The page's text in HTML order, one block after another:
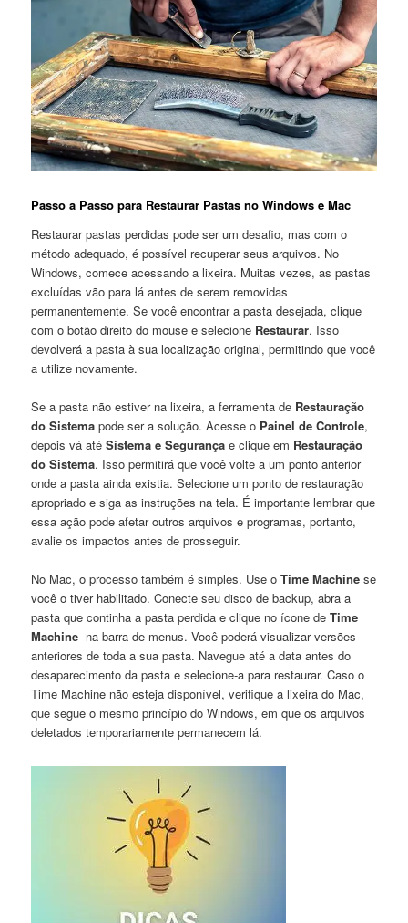
Passo a Passo para Restaurar Pastas no‌ Windows e ⁤Mac
Restaurar pastas perdidas pode ser⁣ um desafio, ⁢mas‌ com o
método adequado, é possível⁤ recuperar seus arquivos. No
Windows, comece ‍acessando a lixeira. Muitas‌ vezes,​ as pastas
excluídas vão para lá ⁢antes de ⁣serem removidas
permanentemente. Se você encontrar a pasta desejada, clique
com o botão direito do mouse e selecione Restaurar. Isso
devolverá a pasta à‍ sua localização original, permitindo que​ você
a utilize novamente.
Se a pasta não estiver na lixeira, a ferramenta de Restauração
do Sistema pode ser a⁢ solução. Acesse o Painel de Controle,
depois ⁢vá atéSistema e Segurança ‌e clique em Restauração
do Sistema. Isso permitirá que você volte a um ponto anterior
onde a pasta ainda existia. Selecione um ponto de restauração
‌apropriado e ⁢siga as instruções na tela. É importante lembrar‌ que
essa ação pode​ afetar outros arquivos e programas, portanto,
avalie os⁤ impactos antes‌ de prosseguir.
No Mac, o processo também‍ é simples. Use oTime Machine se
você o tiver habilitado. Conecte⁣ seu disco de backup, ​abra a
pasta que continha a pasta perdida e clique no ícone deTime
‌Machine ‌ na barra de menus. Você poderá visualizar versões⁤
anteriores de toda a sua pasta. Navegue até a ⁣data antes do
desaparecimento da pasta e​ selecione-a para restaurar. Caso⁤ o
Time Machine não esteja disponível, verifique a lixeira⁣ do Mac,
‌que segue o mesmo⁣ princípio do Windows,⁤ em que os arquivos
deletados temporariamente‌ permanecem lá.